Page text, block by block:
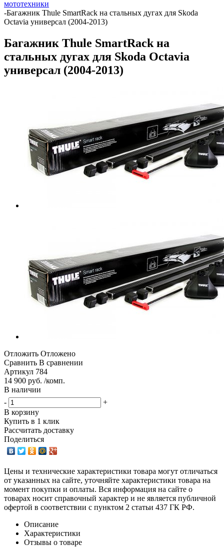
мототехники
-Багажник Thule SmartRack на стальных дугах для Skoda
Octavia универсал (2004-2013)
Багажник Thule SmartRack на
стальных дугах для Skoda Octavia
универсал (2004-2013)
Отложить Отложено
Сравнить В сравнении
Артикул 784
14 900 руб. /комп.
В наличии
-
+
В корзину
Купить в 1 клик
Рассчитать доставку
Поделиться
Цены и технические характеристики товара могут отличаться
от указанных на сайте, уточняйте характеристики товара на
момент покупки и оплаты. Вся информация на сайте о
товарах носит справочный характер и не является публичной
офертой в соответствии с пунктом 2 статьи 437 ГК РФ.
Описание
Характеристики
Отзывы о товаре